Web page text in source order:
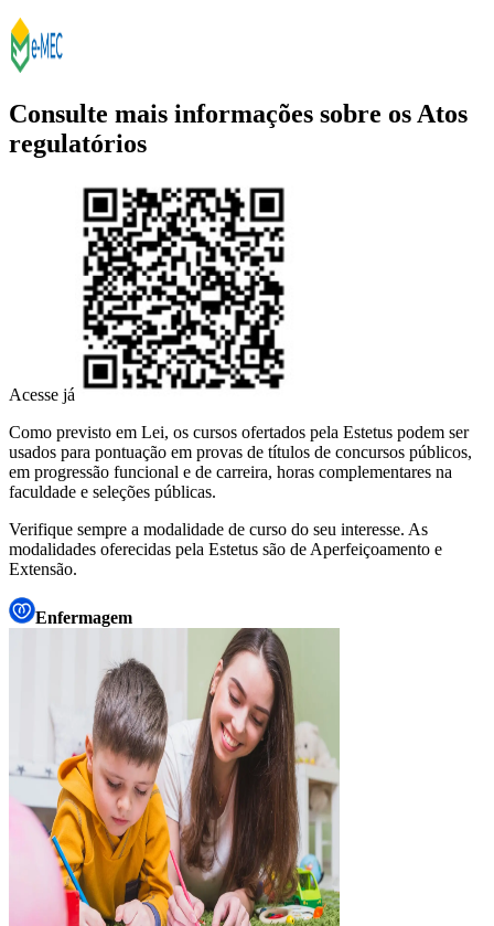
Consulte mais informações sobre os Atos
regulatórios
Acesse já
Como previsto em Lei, os cursos ofertados pela Estetus podem ser
usados para pontuação em provas de títulos de concursos públicos,
em progressão funcional e de carreira, horas complementares na
faculdade e seleções públicas.
Verifique sempre a modalidade de curso do seu interesse. As
modalidades oferecidas pela Estetus são de Aperfeiçoamento e
Extensão.
Enfermagem